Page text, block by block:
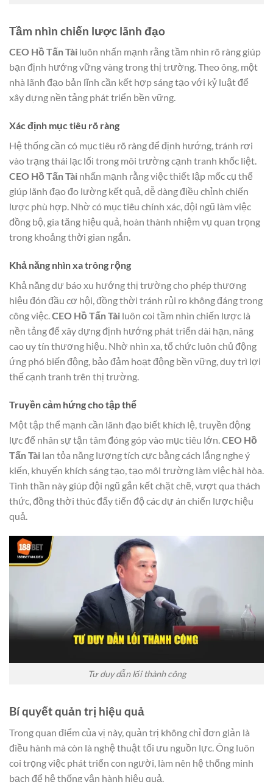
Tầm nhìn chiến lược lãnh đạo
CEO Hồ Tấn Tài luôn nhấn mạnh rằng tầm nhìn rõ ràng giúp
bạn định hướng vững vàng trong thị trường. Theo ông, một
nhà lãnh đạo bản lĩnh cần kết hợp sáng tạo với kỷ luật để
xây dựng nền tảng phát triển bền vững.
Xác định mục tiêu rõ ràng
Hệ thống cần có mục tiêu rõ ràng để định hướng, tránh rơi
vào trạng thái lạc lối trong môi trường cạnh tranh khốc liệt.
CEO Hồ Tấn Tài nhấn mạnh rằng việc thiết lập mốc cụ thể
giúp lãnh đạo đo lường kết quả, dễ dàng điều chỉnh chiến
lược phù hợp. Nhờ có mục tiêu chính xác, đội ngũ làm việc
đồng bộ, gia tăng hiệu quả, hoàn thành nhiệm vụ quan trọng
trong khoảng thời gian ngắn.
Khả năng nhìn xa trông rộng
Khả năng dự báo xu hướng thị trường cho phép thương
hiệu đón đầu cơ hội, đồng thời tránh rủi ro không đáng trong
công việc.CEO Hồ Tấn Tài luôn coi tầm nhìn chiến lược là
nền tảng để xây dựng định hướng phát triển dài hạn, nâng
cao uy tín thương hiệu. Nhờ nhìn xa, tổ chức luôn chủ động
ứng phó biến động, bảo đảm hoạt động bền vững, duy trì lợi
thế cạnh tranh trên thị trường.
Truyền cảm hứng cho tập thể
Một tập thể mạnh cần lãnh đạo biết khích lệ, truyền động
lực để nhân sự tận tâm đóng góp vào mục tiêu lớn. CEO Hồ
Tấn Tài lan tỏa năng lượng tích cực bằng cách lắng nghe ý
kiến, khuyến khích sáng tạo, tạo môi trường làm việc hài hòa.
Tinh thần này giúp đội ngũ gắn kết chặt chẽ, vượt qua thách
thức, đồng thời thúc đẩy tiến độ các dự án chiến lược hiệu
quả.
Tư duy dẫn lối thành công
Bí quyết quản trị hiệu quả
Trong quan điểm của vị này, quản trị không chỉ đơn giản là
điều hành mà còn là nghệ thuật tối ưu nguồn lực. Ông luôn
coi trọng việc phát triển con người, làm nên hệ thống minh
bạch để hệ thống vận hành hiệu quả.